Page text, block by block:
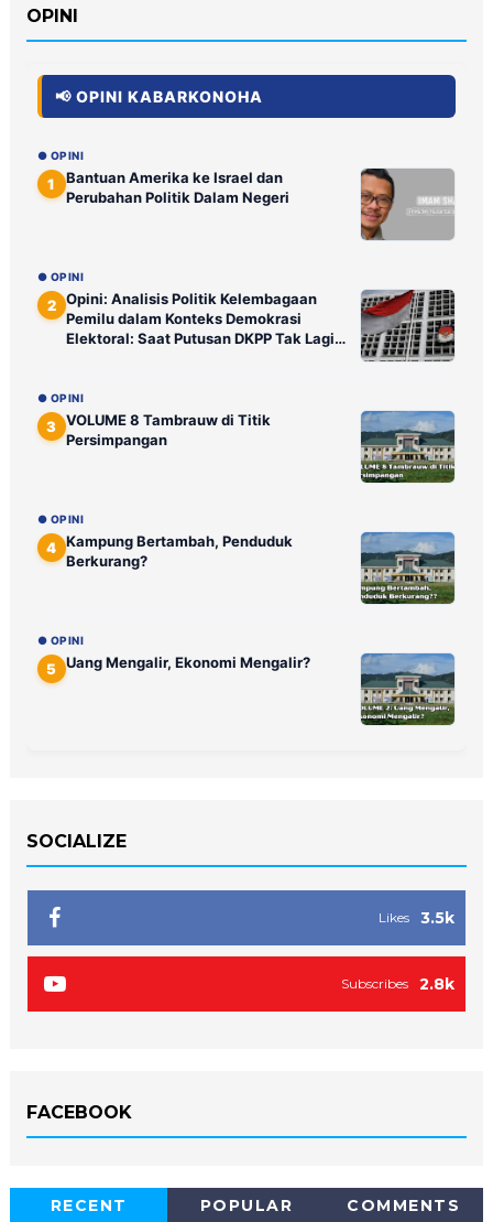
OPINI
📢 OPINI KABARKONOHA
● OPINI
1
Bantuan Amerika ke Israel dan
Perubahan Politik Dalam Negeri
● OPINI
2 Opini: Analisis Politik Kelembagaan
Pemilu dalam Konteks Demokrasi
Elektoral: Saat Putusan DKPP Tak Lagi
● OPINI
3 VOLUME 8 Tambrauw di Titik
Persimpangan
● OPINI
4 Kampung Bertambah, Penduduk
Berkurang?
● OPINI
5 Uang Mengalir, Ekonomi Mengalir?
SOCIALIZE
3.5k
Likes
2.8k
Subscribes
FACEBOOK
RECENT POPULAR COMMENTS